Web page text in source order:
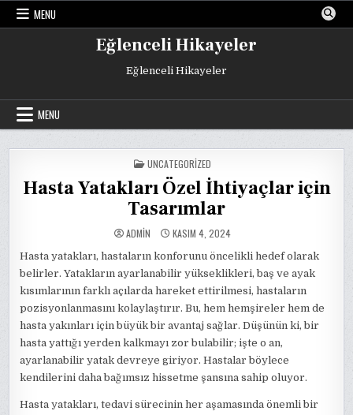
Skip
MENU
Eğlenceli Hikayeler
Eğlenceli Hikayeler
MENU
POSTED
IN
UNCATEGORIZED
Hasta Yatakları Özel İhtiyaçlar için
Tasarımlar
ADMIN KASIM 4, 2024
Hasta yatakları, hastaların konforunu öncelikli hedef olarak
belirler. Yatakların ayarlanabilir yükseklikleri, baş ve ayak
kısımlarının farklı açılarda hareket ettirilmesi, hastaların
pozisyonlanmasını kolaylaştırır. Bu, hem hemşireler hem de
hasta yakınları için büyük bir avantaj sağlar. Düşünün ki, bir
hasta yattığı yerden kalkmayı zor bulabilir; işte o an,
ayarlanabilir yatak devreye giriyor. Hastalar böylece
kendilerini daha bağımsız hissetme şansına sahip oluyor.
Hasta yatakları, tedavi sürecinin her aşamasında önemli bir